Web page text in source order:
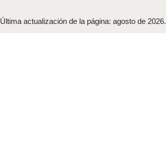
Última actualización de la página: agosto de 2026.